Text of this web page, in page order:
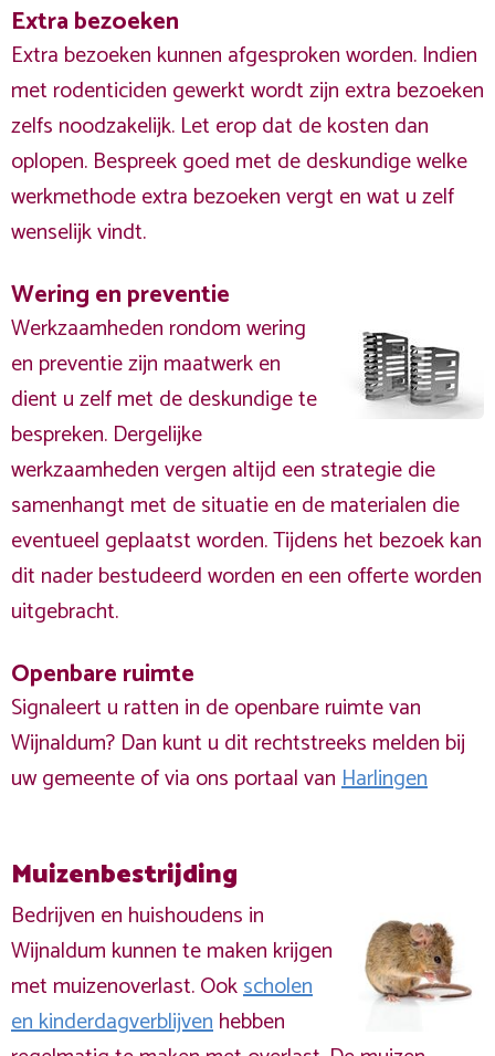
Extra bezoeken
Extra bezoeken kunnen afgesproken worden. Indien
met rodenticiden gewerkt wordt zijn extra bezoeken
zelfs noodzakelijk. Let erop dat de kosten dan
oplopen. Bespreek goed met de deskundige welke
werkmethode extra bezoeken vergt en wat u zelf
wenselijk vindt.
Wering en preventie
Werkzaamheden rondom wering
en preventie zijn maatwerk en
dient u zelf met de deskundige te
bespreken. Dergelijke
werkzaamheden vergen altijd een strategie die
samenhangt met de situatie en de materialen die
eventueel geplaatst worden. Tijdens het bezoek kan
dit nader bestudeerd worden en een offerte worden
uitgebracht.
Openbare ruimte
Signaleert u ratten in de openbare ruimte van
Wijnaldum? Dan kunt u dit rechtstreeks melden bij
uw gemeente of via ons portaal vanHarlingen
Muizenbestrijding
Bedrijven en huishoudens in
Wijnaldum kunnen te maken krijgen
met muizenoverlast. Ookscholen
en kinderdagverblijvenhebben